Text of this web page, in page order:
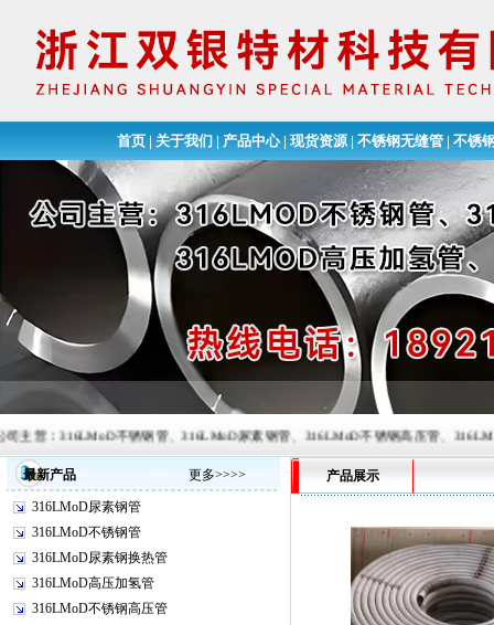
首页 | 关于我们 | 产品中心| 现货资源| 不锈钢无缝管 | 不锈
营：316LMoD不锈钢管、316LMoD尿素钢管、316LMoD不锈钢高压管、
最新产品 更多>>>>
316LMoD尿素钢管
316LMoD不锈钢管
316LMoD尿素钢换热管
316LMoD高压加氢管
316LMoD不锈钢高压管
产品展示